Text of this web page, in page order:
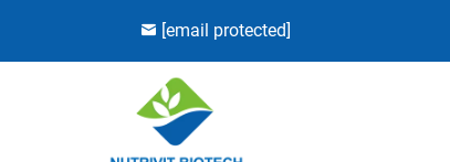
[email protected]